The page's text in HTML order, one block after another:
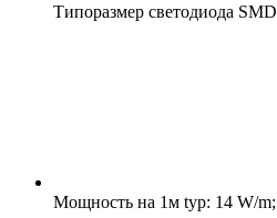
Типоразмер светодиода
Мощность на 1м typ: 14 W/